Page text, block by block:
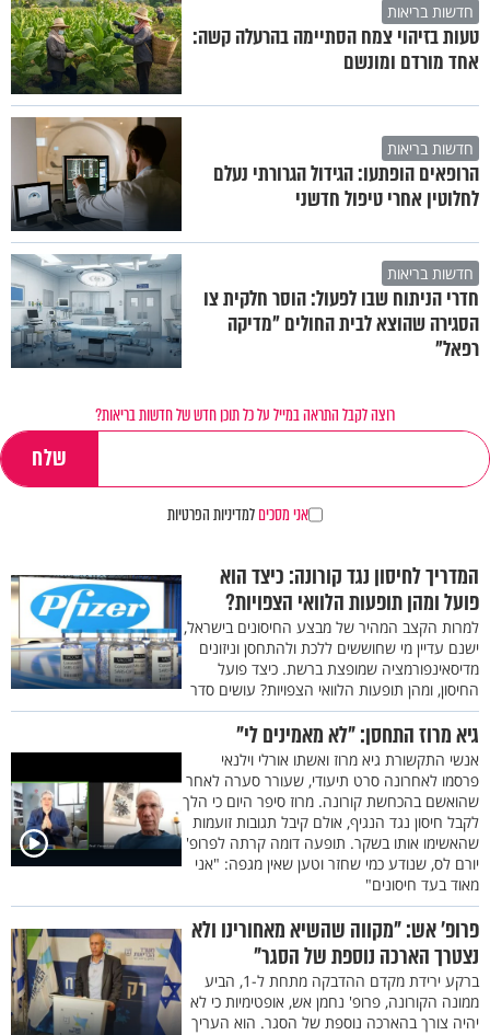
חדשות בריאות
טעות בזיהוי צמח הסתיימה בהרעלה קשה:
אחד מורדם ומונשם
חדשות בריאות
הרופאים הופתעו: הגידול הגרורתי נעלם
לחלוטין אחרי טיפול חדשני
חדשות בריאות
חדרי הניתוח שבו לפעול: הוסר חלקית צו
הסגירה שהוצא לבית החולים "מדיקה
רפאל"
רוצה לקבל התראה במייל על כל תוכן חדש של חדשות בריאות?
אני מסכיםלמדיניות הפרטיות
המדריך לחיסון נגד קורונה: כיצד הוא
פועל ומהן תופעות הלוואי הצפויות?
למרות הקצב המהיר של מבצע החיסונים בישראל,
ישנם עדיין מי שחוששים ללכת ולהתחסן וניזונים
מדיסאינפורמציה שמופצת ברשת. כיצד פועל
החיסון, ומהן תופעות הלוואי הצפויות? עושים סדר
גיא מרוז התחסן: "לא מאמינים לי"
אנשי התקשורת גיא מרוז ואשתו אורלי וילנאי
פרסמו לאחרונה סרט תיעודי, שעורר סערה לאחר
שהואשם בהכחשת קורונה. מרוז סיפר היום כי הלך
לקבל חיסון נגד הנגיף, אולם קיבל תגובות זועמות
שהאשימו אותו בשקר. תופעה דומה קרתה לפרופ'
יורם לס, שנודע כמי שחזר וטען שאין מגפה: "אני
מאוד בעד חיסונים"
פרופ’ אש: "מקווה שהשיא מאחורינו ולא
נצטרך הארכה נוספת של הסגר"
ברקע ירידת מקדם ההדבקה מתחת ל-1, הביע
ממונה הקורונה, פרופ' נחמן אש, אופטימיות כי לא
יהיה צורך בהארכה נוספת של הסגר. הוא העריך